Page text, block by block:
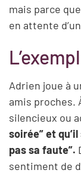
mais parce
en attente
Adrien joue à
amis proches.
silencieux ou
soirée” et
pas sa faute”.
sentiment de